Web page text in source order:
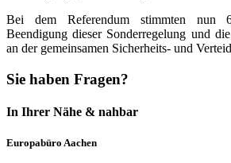
Bei dem Referendum stimmten nun
Beendigung dieser Sonderregelung und
an der gemeinsamen Sicherheits- und
Sie haben Fragen?
In Ihrer Nähe & nahbar
Europabüro Aachen